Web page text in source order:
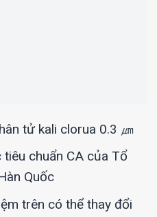
tử kali clorua 0.3 ㎛
chuẩn CA của Tổ
Quốc
trên có thể thay đổi